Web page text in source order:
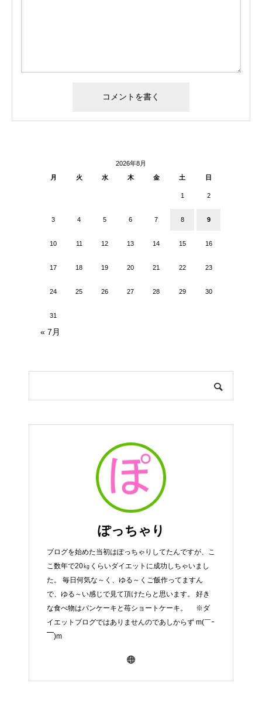
2026年8月
月
火 水 木 金 土 日
1 2
3 4 5 6 7 8 9
10 11 12 13 14 15 16
17 18 19 20 21 22 23
24 25 26 27 28 29 30
31
« 7月
ぽっちゃり
ブログを始めた当初はぽっちゃりしてたんですが、こ
こ数年で20㎏くらいダイエットに成功しちゃいまし
た。 毎日何気な～く、ゆる～くご飯作ってますん
で、ゆる～い感じで見て頂けたらと思います。 好き
な食べ物はパンケーキと苺ショートケーキ。 ※ダ
イエットブログではありませんのであしからず m(￣ｰ
￣)m